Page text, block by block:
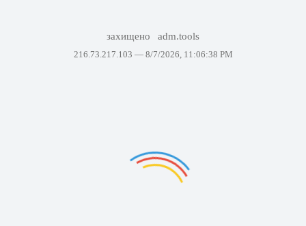
захищено adm.tools
216.73.217.103 — 8/7/2026, 11:06:38 PM